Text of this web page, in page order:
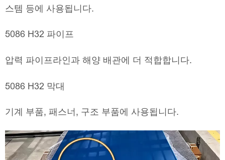
스템 등에 사용됩니다.
5086 H32 파이프
압력 파이프라인과 해양 배관에 더 적합합니다.
5086 H32 막대
기계 부품, 패스너, 구조 부품에 사용됩니다.